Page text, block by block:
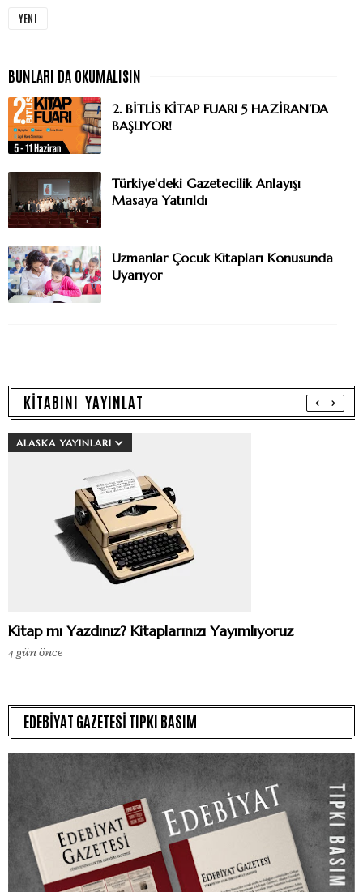
YENI
2. BİTLİS KİTAP FUARI 5 HAZİRAN’DA
BAŞLIYOR!
Türkiye'deki Gazetecilik Anlayışı
Masaya Yatırıldı
Uzmanlar Çocuk Kitapları Konusunda
Uyarıyor
KİTABINI YAYINLAT
ALASKA YAYINLARI
Kitap mı Yazdınız? Kitaplarınızı Yayımlıyoruz
4 gün önce
EDEBİYAT GAZETESİ TIPKI BASIM